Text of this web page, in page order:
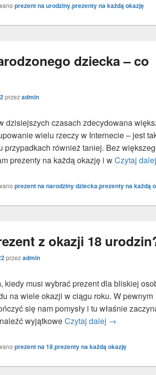
prezent na urodziny,prezenty na każdą okazję
dziecka – co
przezadmin
dzisiejszych czasach zdecydowana
wielu rzeczy w Internecie – jest
przypadkach również taniej. Bez
prezenty na każdą okazję i wCzytaj dalej
prezent na narodziny dziecka,prezenty na każdą
z okazji 18
przezadmin
kiedy musi wybrać prezent dla bliskiej
na wiele okazji w ciągu roku. W pewnym
się nam pomysły i tu właśnie
wyjątkoweCzytaj dalej Jak wybrać
→
prezent na 18,prezenty na każdą okazję